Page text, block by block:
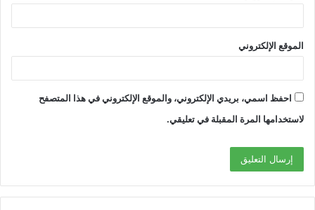
الموقع الإلكتروني
احفظ اسمي، بريدي الإلكتروني، والموقع الإلكتروني في هذا المتصفح
لاستخدامها المرة المقبلة في تعليقي.